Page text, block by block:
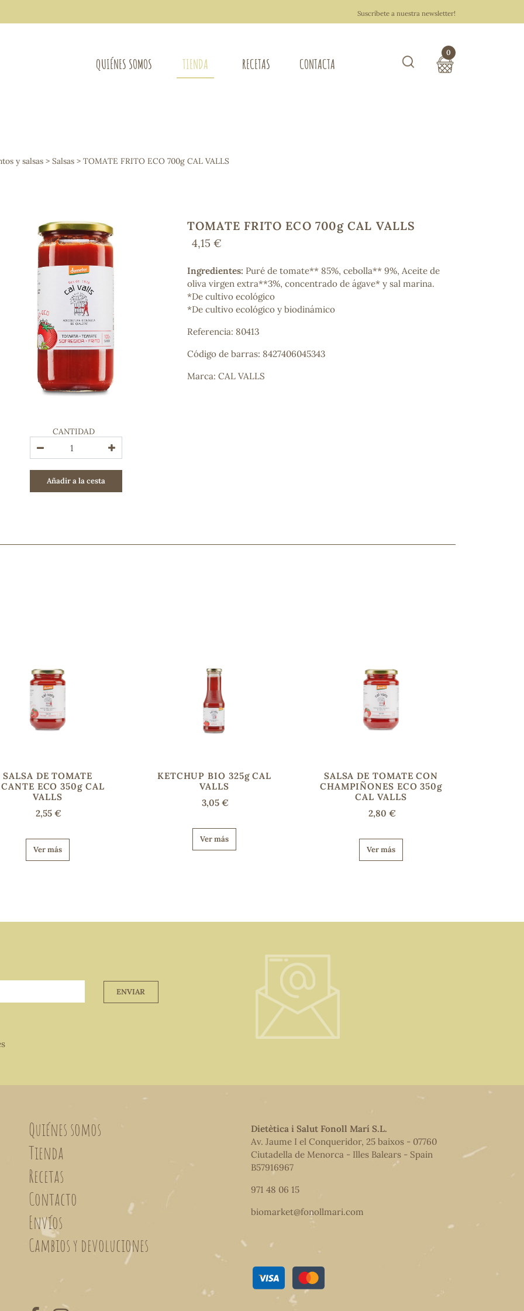
Suscríbete a nuestra newsletter!
QUIÉNES SOMOS TIENDA
Osteo-articular
Mujer
Control de peso
Extracto de plantas
Ácidos Grasos
Depurativos
Bienestar emocional
Jalea Real
Memoria
Hierro
Deporte
Digestivos
Circulatorio, colesterol y glucosa
Superalimentos
Proteína
Energía
COSMÉTICA E HIGIENE PERSONAL
Cremas, lociones y aceites corporales
Hombre
Higiene personal
Labiales
Higiene íntima
y lo encontraremos
RECETAS CONTACTA
0
y salsas > Salsas > TOMATE FRITO ECO 700g CAL VALLS
CANTIDAD
Añadir a la cesta
TOMATE FRITO ECO 700g CAL VALLS
4,15 €
Ingredientes: Puré de tomate** 85%, cebolla** 9%, Aceite de
oliva virgen extra**3%, concentrado de ágave* y sal marina.
*De cultivo ecológico
*De cultivo ecológico y biodinámico
Referencia: 80413
Código de barras: 8427406045343
Marca: CAL VALLS
SALSA DE TOMATE
ECO 350g CAL
VALLS
2,55 €
Ver más
KETCHUP BIO 325g CAL
VALLS
3,05 €
Ver más
SALSA DE TOMATE CON
CHAMPIÑONES ECO 350g
CAL VALLS
2,80 €
Ver más
ENVIAR
Quiénes somos
Tienda
Recetas
Contacto
Envíos
Cambios y devoluciones
Dietètica i Salut Fonoll Marí S.L.
Av. Jaume I el Conqueridor, 25 baixos - 07760
Ciutadella de Menorca - Illes Balears - Spain
B57916967
971 48 06 15
biomarket@fonollmari.com